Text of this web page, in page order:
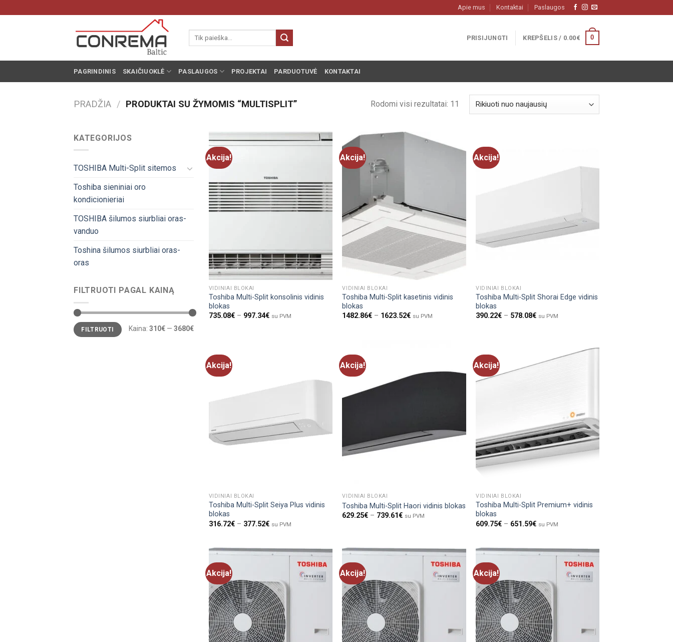
prie
Apie mus Kontaktai Paslaugos
Ieškoti:
PRISIJUNGTI KREPŠELIS / 0.00€ 0
PAGRINDINIS SKAIČIUOKLĖ PASLAUGOS PROJEKTAI PARDUOTUVĖ KONTAKTAI
PRADŽIA / PRODUKTAI SU ŽYMOMIS “MULTISPLIT” Rodomi visi rezultatai: 11
KATEGORIJOS
TOSHIBA Multi-Split sitemos
Toshiba sieniniai oro
kondicionieriai
TOSHIBA šilumos siurbliai oras-
vanduo
Toshina šilumos siurbliai oras-
oras
FILTRUOTI PAGAL KAINĄ
Min
kaina
Maks
kainaFILTRUOTI Kaina: 310€ — 3680€
Akcija!
VIDINIAI BLOKAI
Toshiba Multi-Split konsolinis vidinis
blokas
735.08€– 997.34€ su PVM
Akcija!
VIDINIAI BLOKAI
Toshiba Multi-Split kasetinis vidinis
blokas
1482.86€ – 1623.52€ su PVM
Akcija!
VIDINIAI BLOKAI
Toshiba Multi-Split Shorai Edge vidinis
blokas
390.22€ – 578.08€ su PVM
Akcija!
VIDINIAI BLOKAI
Toshiba Multi-Split Seiya Plus vidinis
blokas
316.72€– 377.52€ su PVM
Akcija!
VIDINIAI BLOKAI
Toshiba Multi-Split Haori vidinis blokas
629.25€ – 739.61€ su PVM
Akcija!
VIDINIAI BLOKAI
Toshiba Multi-Split Premium+ vidinis
blokas
609.75€ – 651.59€ su PVM
Akcija! Akcija! Akcija!